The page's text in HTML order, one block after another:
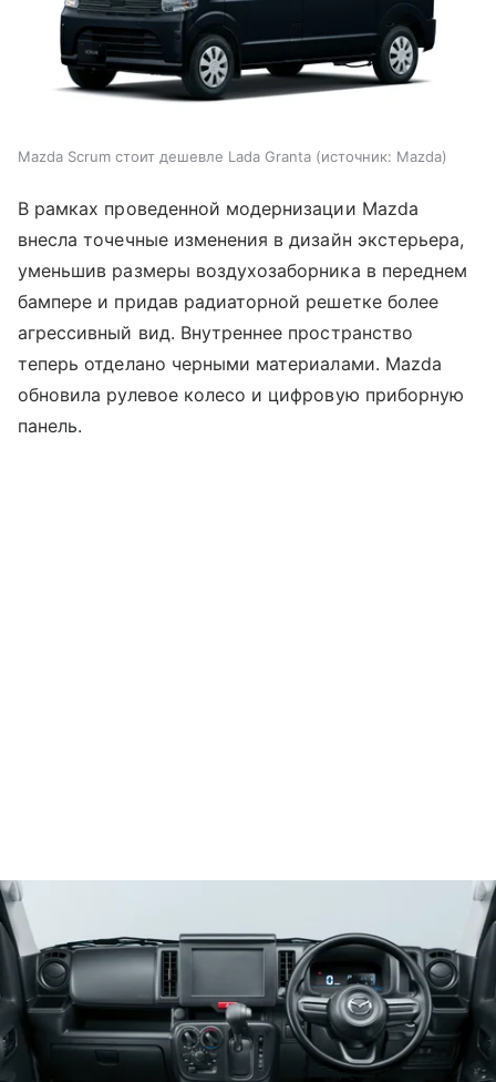
Mazda Scrum стоит дешевле Lada Granta источник: Mazda
В рамках проведенной модернизации Mazda
внесла точечные изменения в дизайн экстерьера,
уменьшив размеры воздухозаборника в переднем
бампере и придав радиаторной решетке более
агрессивный вид. Внутреннее пространство
теперь отделано черными материалами. Mazda
обновила рулевое колесо и цифровую приборную
панель.